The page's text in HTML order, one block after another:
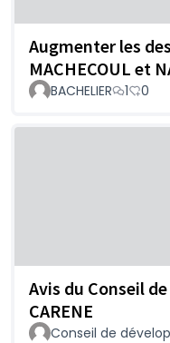
Augmenter les
MACHECOUL et
BACHELIER 1 0
Avis du Conseil
CARENE
Conseil de